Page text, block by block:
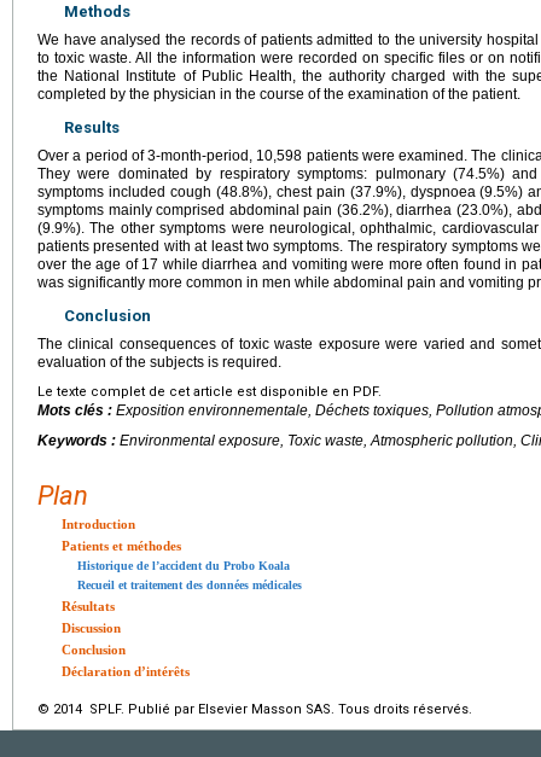
Methods
We have analysed the records of patients admitted to the university
to toxic waste. All the information were recorded on specific files or on
the National Institute of Public Health, the authority charged with the
completed by the physician in the course of the examination of the patient.
Results
Over a period of 3-month-period, 10,598 patients were examined. The
They were dominated by respiratory symptoms: pulmonary (74.5%)
symptoms included cough (48.8%), chest pain (37.9%), dyspnoea (9.5%)
symptoms mainly comprised abdominal pain (36.2%), diarrhea (23.0%),
(9.9%). The other symptoms were neurological, ophthalmic,
patients presented with at least two symptoms. The respiratory symptoms
over the age of 17 while diarrhea and vomiting were more often found in
was significantly more common in men while abdominal pain and vomiting
Conclusion
The clinical consequences of toxic waste exposure were varied and
evaluation of the subjects is required.
Le texte complet de cet article est disponible en PDF.
Mots clés : Exposition environnementale, Déchets toxiques, Pollution
Keywords : Environmental exposure, Toxic waste, Atmospheric pollution,
Plan
Introduction
Patients et méthodes
Historique de l’accident du Probo Koala
Recueil et traitement des données médicales
Résultats
Discussion
Conclusion
Déclaration d’intérêts
© 2014 SPLF. Publié par Elsevier Masson SAS. Tous droits réservés.